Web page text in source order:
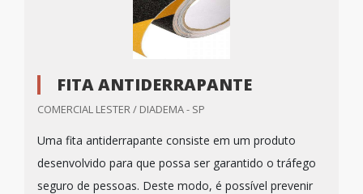
FITA ANTIDERRAPANTE
COMERCIAL LESTER / DIADEMA - SP
Uma fita antiderrapante consiste em um produto
desenvolvido para que possa ser garantido o tráfego
seguro de pessoas. Deste modo, é possível prevenir